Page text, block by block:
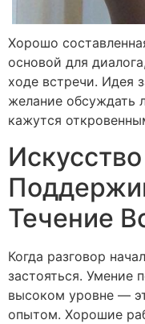
Хорошо
основой для
ходе встречи. Идея
желание обсуждать
кажутся
Течение
Когда разговор
застояться. Умение
высоком уровне —
опытом. Хорошие